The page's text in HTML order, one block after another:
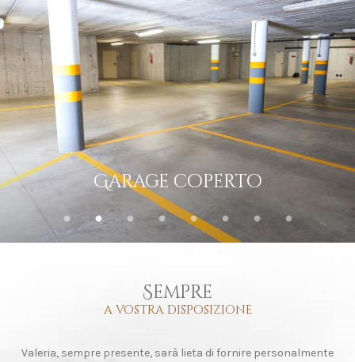
Deposito sci e scarponi
Sempre
a vostra disposizione
Valeria, sempre presente, sarà lieta di fornire personalmente